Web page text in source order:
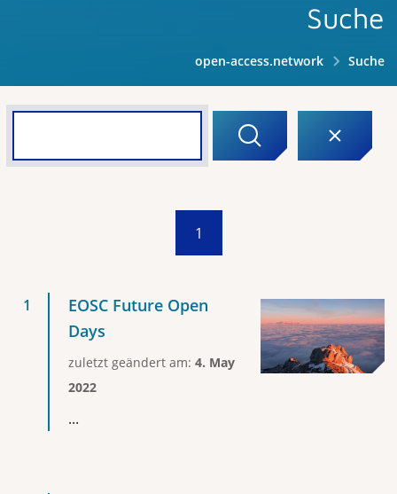
Suche
open-access.network Suche
1
EOSC Future Open
Days
zuletzt geändert am: 4. May
2022
...